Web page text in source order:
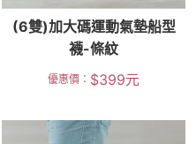
(6雙)加大碼運動氣墊船型
襪-條紋
優惠價： $399元